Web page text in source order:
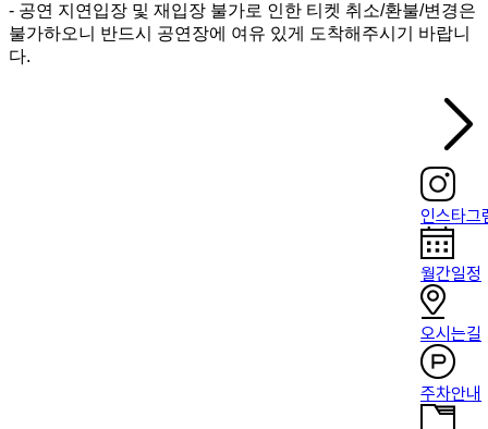
- 공연 지연입장 및 재입장 불가로 인한 티켓 취소/환불/변경은
불가하오니 반드시 공연장에 여유 있게 도착해주시기 바랍니
다.
인스타그
월간일정
오시는길
주차안내